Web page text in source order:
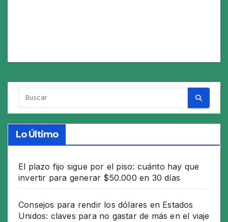
Lo Último
El plazo fijo sigue por el piso: cuánto hay que
invertir para generar $50.000 en 30 días
Consejos para rendir los dólares en Estados
Unidos: claves para no gastar de más en el viaje